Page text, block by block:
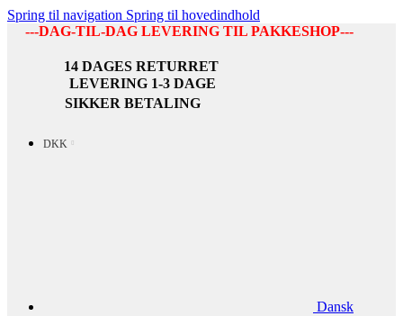
Spring til navigation Spring til hovedindhold
---DAG-TIL-DAG LEVERING TIL PAKKESHOP---
14 DAGES RETURRET
LEVERING 1-3 DAGE
SIKKER BETALING
DKK
Dansk